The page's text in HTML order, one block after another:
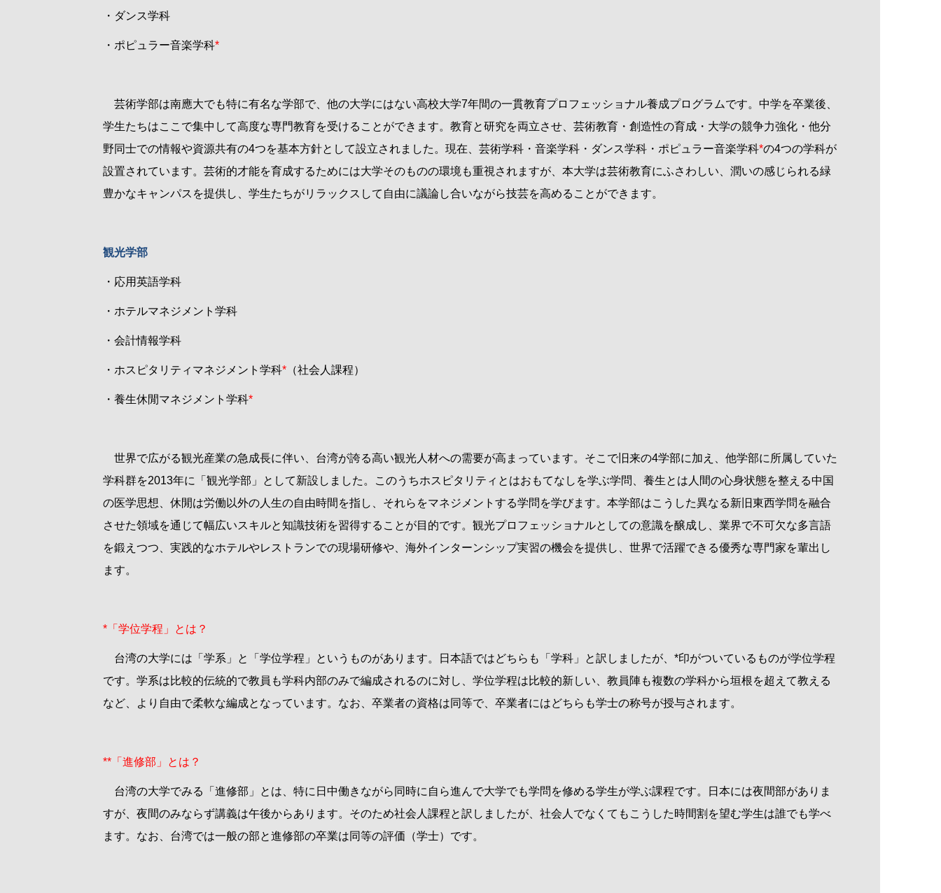
・ダンス学科
・ポピュラー音楽学科*
芸術学部は南應大でも特に有名な学部で、他の大学にはない高校大学7年間の一貫教育プロフェッショナル養成プログラムです。中学を卒業後、
学生たちはここで集中して高度な専門教育を受けることができます。教育と研究を両立させ、芸術教育・創造性の育成・大学の競争力強化・他分
野同士での情報や資源共有の4つを基本方針として設立されました。現在、芸術学科・音楽学科・ダンス学科・ポピュラー音楽学科*の4つの学科が
設置されています。芸術的才能を育成するためには大学そのものの環境も重視されますが、本大学は芸術教育にふさわしい、潤いの感じられる緑
豊かなキャンパスを提供し、学生たちがリラックスして自由に議論し合いながら技芸を高めることができます。
観光学部
・応用英語学科
・ホテルマネジメント学科
・会計情報学科
・ホスピタリティマネジメント学科* （社会人課程）
・養生休閒マネジメント学科*
世界で広がる観光産業の急成長に伴い、台湾が誇る高い観光人材への需要が高まっています。そこで旧来の4学部に加え、他学部に所属していた
学科群を2013年に「観光学部」として新設しました。このうちホスピタリティとはおもてなしを学ぶ学問、養生とは人間の心身状態を整える中国
の医学思想、休閒は労働以外の人生の自由時間を指し、それらをマネジメントする学問を学びます。本学部はこうした異なる新旧東西学問を融合
させた領域を通じて幅広いスキルと知識技術を習得することが目的です。観光プロフェッショナルとしての意識を醸成し、業界で不可欠な多言語
を鍛えつつ、実践的なホテルやレストランでの現場研修や、海外インターンシップ実習の機会を提供し、世界で活躍できる優秀な専門家を輩出し
ます。
* 「学位学程」とは？
台湾の大学には「学系」と「学位学程」というものがあります。日本語ではどちらも「学科」と訳しましたが、 *印がついているものが学位学程
です。学系は比較的伝統的で教員も学科内部のみで編成されるのに対し、学位学程は比較的新しい、教員陣も複数の学科から垣根を超えて教える
など、より自由で柔軟な編成となっています。なお、卒業者の資格は同等で、卒業者にはどちらも学士の称号が授与されます。
** 「進修部」とは？
台湾の大学でみる「進修部」とは、特に日中働きながら同時に自ら進んで大学でも学問を修める学生が学ぶ課程です。日本には夜間部がありま
すが、夜間のみならず講義は午後からあります。そのため社会人課程と訳しましたが、社会人でなくてもこうした時間割を望む学生は誰でも学べ
ます。なお、台湾では一般の部と進修部の卒業は同等の評価（学士）です。